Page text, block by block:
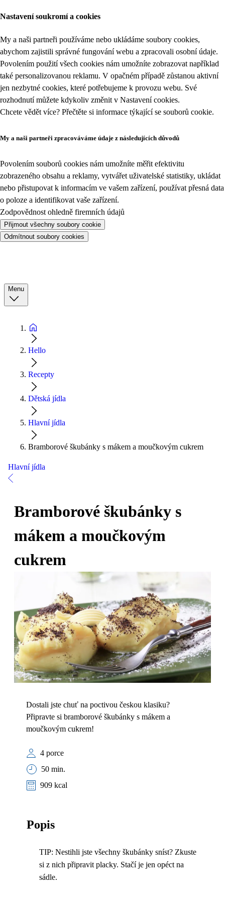
Nastavení soukromí a cookies
My a naši partneři používáme nebo ukládáme soubory cookies,
abychom zajistili správné fungování webu a zpracovali osobní údaje.
Povolením použití všech cookies nám umožníte zobrazovat například
také personalizovanou reklamu. V opačném případě zůstanou aktivní
jen nezbytné cookies, které potřebujeme k provozu webu. Své
rozhodnutí můžete kdykoliv změnit v Nastavení cookies.
Chcete vědět více? Přečtěte si informace týkající se souborů cookie.
My a naši partneři zpracováváme údaje z následujících důvodů
Povolením souborů cookies nám umožníte měřit efektivitu
zobrazeného obsahu a reklamy, vytvářet uživatelské statistiky, ukládat
nebo přistupovat k informacím ve vašem zařízení, používat přesná data
o poloze a identifikovat vaše zařízení.
Zodpovědnost ohledně firemních údajů
Přijmout všechny soubory cookie
Odmítnout soubory cookies
Menu
Hello
Recepty
Dětská jídla
Hlavní jídla
Bramborové škubánky s mákem a moučkovým cukrem
Hlavní jídla
Bramborové škubánky s
mákem a moučkovým
cukrem
Dostali jste chuť na poctivou českou klasiku?
Připravte si bramborové škubánky s mákem a
moučkovým cukrem!
4 porce
50 min.
909 kcal
Popis
TIP: Nestihli jste všechny škubánky sníst? Zkuste
si z nich připravit placky. Stačí je jen opéct na
sádle.